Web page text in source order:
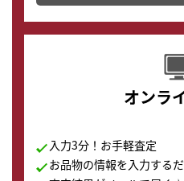
す。
オンラ
入力3分！お手軽査定
お品物の情報を入力する